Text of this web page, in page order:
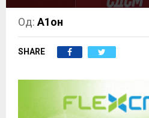
M
E
Од:А1он
SHARE